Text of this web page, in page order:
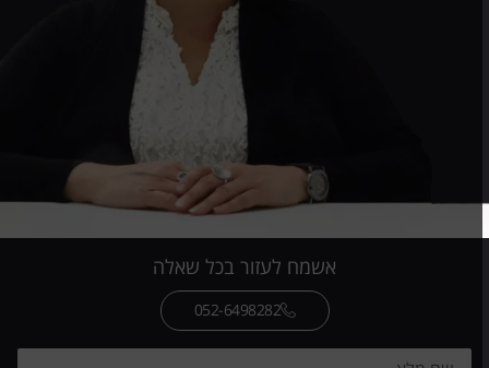
אשמח לעזור בכל שאלה
052-6498282